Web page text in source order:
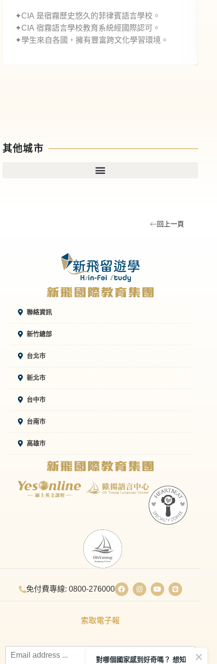
✦CIA 是宿霧歷史悠久的菲律賓語言學校。
✦CIA 宿霧語言學校教育系統經國際認可。
✦學生來自各國，擁有豐富跨文化學習環境。
其他城市
回上一頁
聯絡資訊
新竹總部
台北市
新北市
台中市
台南市
高雄市
免付費專線: 0800-276000
索取電子報
對哪個國家感到好奇嗎？ 想知